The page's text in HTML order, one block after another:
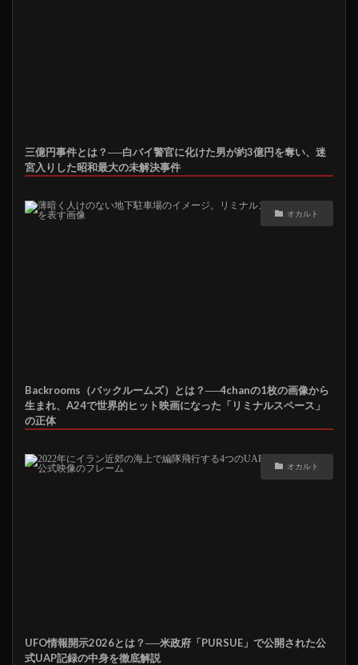
三億円事件とは？──白バイ警官に化けた男が約3億円を奪い、迷
宮入りした昭和最大の未解決事件
オカルト
Backrooms（バックルームズ）とは？──4chanの1枚の画像から
生まれ、A24で世界的ヒット映画になった「リミナルスペース」
の正体
オカルト
UFO情報開示2026とは？──米政府「PURSUE」で公開された公
式UAP記録の中身を徹底解説